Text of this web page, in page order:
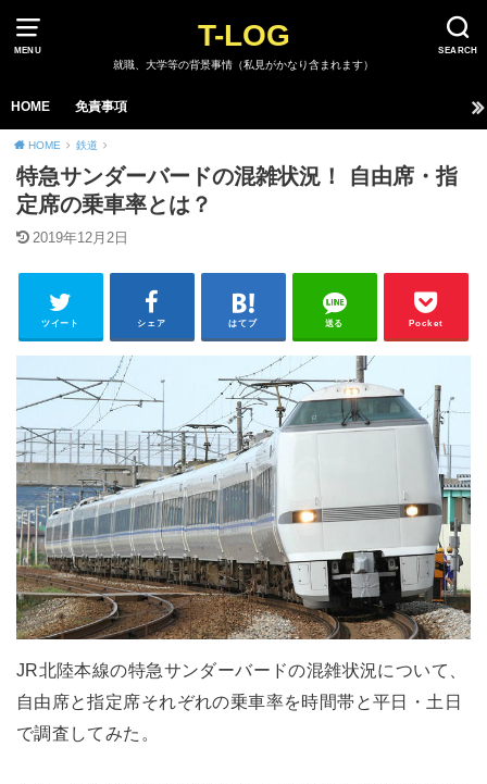
MENU SEARCH
T-LOG
就職、大学等の背景事情（私見がかなり含まれます）
HOME 免責事項
HOME 鉄道
特急サンダーバードの混雑状況！ 自由席・指
定席の乗車率とは？
2019年12月2日
ツイート シェア はてブ 送る Pocket
JR北陸本線の特急サンダーバードの混雑状況について、
自由席と指定席それぞれの乗車率を時間帯と平日・土日
で調査してみた。